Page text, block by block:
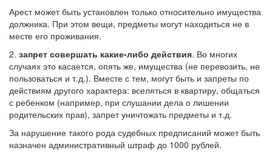
Арест может быть установлен только относительно имущества
должника. При этом вещи, предметы могут находиться не в
месте его проживания.
2. запрет совершать какие-либо действия. Во многих
случаях это касается, опять же, имущества (не перевозить, не
пользоваться и т.д.). Вместе с тем, могут быть и запреты по
действиям другого характера: вселяться в квартиру, общаться
с ребенком (например, при слушании дела о лишении
родительских прав), запрет уничтожать предметы и т.д.
За нарушение такого рода судебных предписаний может быть
назначен административный штраф до 1000 рублей.